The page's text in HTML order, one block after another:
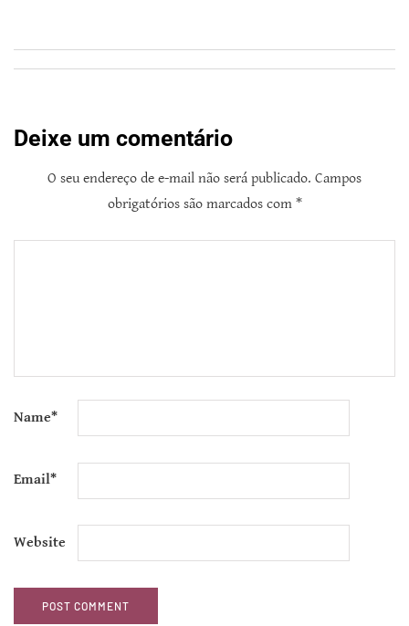
Deixe um comentário
O seu endereço de e-mail não será publicado. Campos
obrigatórios são marcados com *
Name*
Email*
Website